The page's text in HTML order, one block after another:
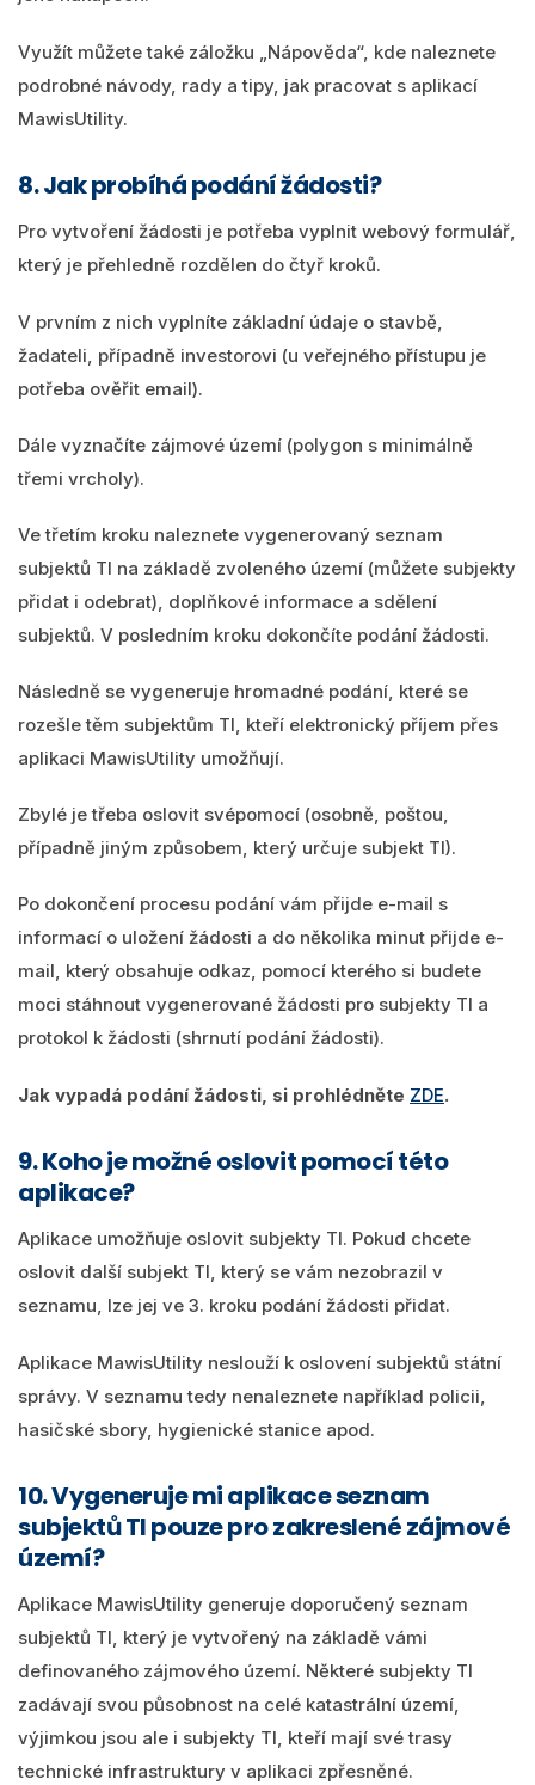
Využít můžete také záložku „Nápověda“, kde naleznete
podrobné návody, rady a tipy, jak pracovat s aplikací
MawisUtility.
8. Jak probíhá podání žádosti?
Pro vytvoření žádosti je potřeba vyplnit webový formulář,
který je přehledně rozdělen do čtyř kroků.
V prvním z nich vyplníte základní údaje o stavbě,
žadateli, případně investorovi (u veřejného přístupu je
potřeba ověřit email).
Dále vyznačíte zájmové území (polygon s minimálně
třemi vrcholy).
Ve třetím kroku naleznete vygenerovaný seznam
subjektů TI na základě zvoleného území (můžete subjekty
přidat i odebrat), doplňkové informace a sdělení
subjektů. V posledním kroku dokončíte podání žádosti.
Následně se vygeneruje hromadné podání, které se
rozešle těm subjektům TI, kteří elektronický příjem přes
aplikaci MawisUtility umožňují.
Zbylé je třeba oslovit svépomocí (osobně, poštou,
případně jiným způsobem, který určuje subjekt TI).
Po dokončení procesu podání vám přijde e-mail s
informací o uložení žádosti a do několika minut přijde e-
mail, který obsahuje odkaz, pomocí kterého si budete
moci stáhnout vygenerované žádosti pro subjekty TI a
protokol k žádosti (shrnutí podání žádosti).
Jak vypadá podání žádosti, si prohlédněte ZDE.
9. Koho je možné oslovit pomocí této
aplikace?
Aplikace umožňuje oslovit subjekty TI. Pokud chcete
oslovit další subjekt TI, který se vám nezobrazil v
seznamu, lze jej ve 3. kroku podání žádosti přidat.
Aplikace MawisUtility neslouží k oslovení subjektů státní
správy. V seznamu tedy nenaleznete například policii,
hasičské sbory, hygienické stanice apod.
10. Vygeneruje mi aplikace seznam
subjektů TI pouze pro zakreslené zájmové
území?
Aplikace MawisUtility generuje doporučený seznam
subjektů TI, který je vytvořený na základě vámi
definovaného zájmového území. Některé subjekty TI
zadávají svou působnost na celé katastrální území,
výjimkou jsou ale i subjekty TI, kteří mají své trasy
technické infrastruktury v aplikaci zpřesněné.